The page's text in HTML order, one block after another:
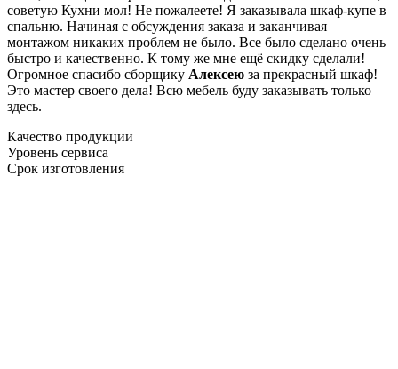
советую Кухни мол! Не пожалеете! Я заказывала шкаф-купе в
спальню. Начиная с обсуждения заказа и заканчивая
монтажом никаких проблем не было. Все было сделано очень
быстро и качественно. К тому же мне ещё скидку сделали!
Огромное спасибо сборщику Алексею за прекрасный шкаф!
Это мастер своего дела! Всю мебель буду заказывать только
здесь.
Качество продукции
Уровень сервиса
Срок изготовления